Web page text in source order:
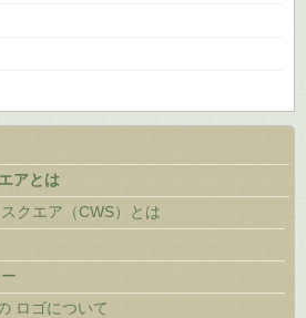
アとは
クエア（CWS）とは
ロゴについて